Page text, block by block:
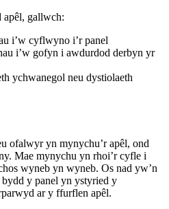
apêl, gallwch:
i’w cyflwyno i’r panel
i’w gofyn i awdurdod derbyn yr
ychwanegol neu dystiolaeth
ofalwyr yn mynychu’r apêl, ond
Mae mynychu yn rhoi’r cyfle i
wyneb yn wyneb. Os nad yw’n
y panel yn ystyried y
ar y ffurflen apêl.